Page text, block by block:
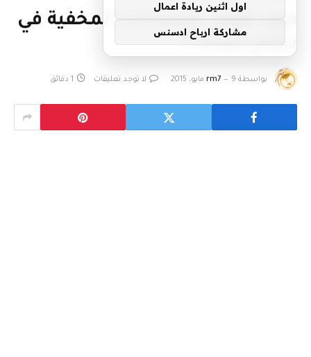
كيف تفعل الإعدادات المخفية في
نظام الماك ؟
بواسطة rm7 9 مايو، 2015 لا توجد تعليقات 1 دقائق
اول اثنين ريادة اعمال
مشاركة ارباح ادسنس